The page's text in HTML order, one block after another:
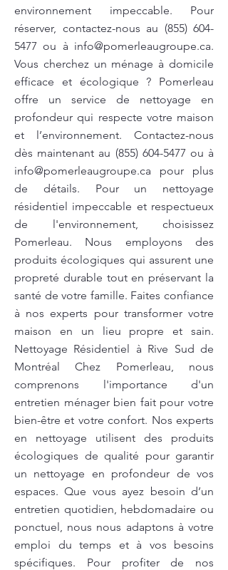
environnement impeccable. Pour
réserver, contactez-nous au (855) 604-
5477 ou à info@pomerleaugroupe.ca.
Vous cherchez un ménage à domicile
efficace et écologique ? Pomerleau
offre un service de nettoyage en
profondeur qui respecte votre maison
et l’environnement. Contactez-nous
dès maintenant au (855) 604-5477 ou à
info@pomerleaugroupe.ca pour plus
de détails. Pour un nettoyage
résidentiel impeccable et respectueux
de l'environnement, choisissez
Pomerleau. Nous employons des
produits écologiques qui assurent une
propreté durable tout en préservant la
santé de votre famille. Faites confiance
à nos experts pour transformer votre
maison en un lieu propre et sain.
Nettoyage Résidentiel à Rive Sud de
Montréal Chez Pomerleau, nous
comprenons l'importance d'un
entretien ménager bien fait pour votre
bien-être et votre confort. Nos experts
en nettoyage utilisent des produits
écologiques de qualité pour garantir
un nettoyage en profondeur de vos
espaces. Que vous ayez besoin d’un
entretien quotidien, hebdomadaire ou
ponctuel, nous nous adaptons à votre
emploi du temps et à vos besoins
spécifiques. Pour profiter de nos